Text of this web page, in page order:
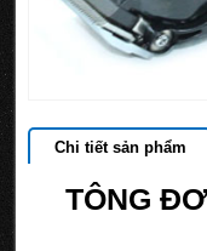
Chi tiết sản phẩm
TÔNG